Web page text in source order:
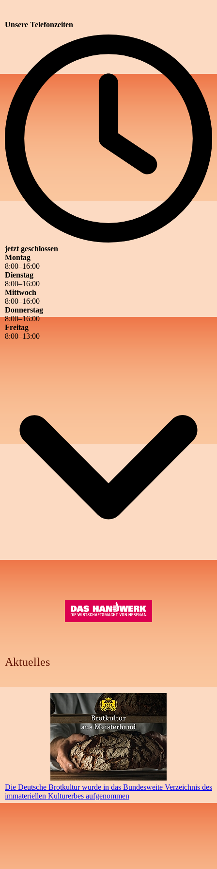
Unsere Telefonzeiten
jetzt geschlossen
Montag
8:00–16:00
Dienstag
8:00–16:00
Mittwoch
8:00–16:00
Donnerstag
8:00–16:00
Freitag
8:00–13:00
Aktuelles
Die Deutsche Brotkultur wurde in das Bundesweite Verzeichnis des
immateriellen Kulturerbes aufgenommen